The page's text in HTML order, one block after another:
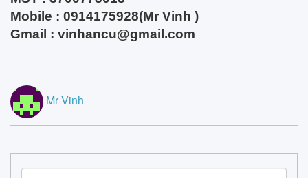
Mobile : 0914175928(Mr Vinh )
Gmail : vinhancu@gmail.com
Mr Vinh